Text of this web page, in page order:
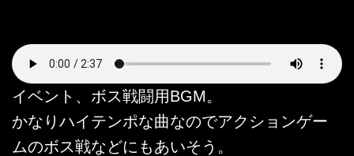
イベント、ボス戦闘用BGM。
かなりハイテンポな曲なのでアクションゲー
ムのボス戦などにもあいそう。